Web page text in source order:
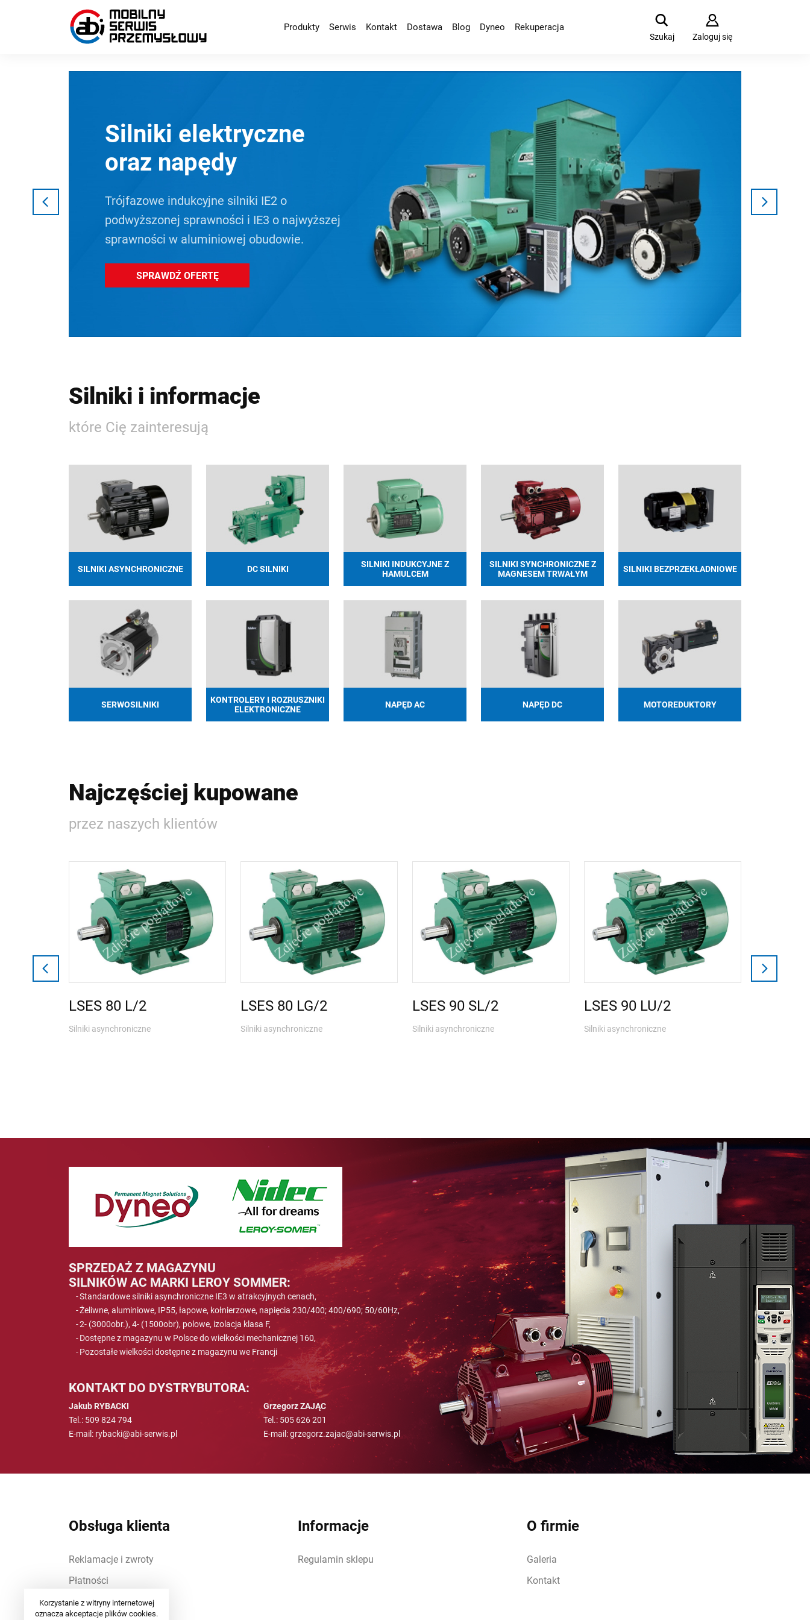
Produkty Serwis Kontakt Dostawa Blog Dyneo Rekuperacja
Szukaj Zaloguj się
Silniki elektryczne
oraz napędy
Trójfazowe indukcyjne silniki IE2 o
podwyższonej sprawności i IE3 o najwyższej
sprawności w aluminiowej obudowie.
SPRAWDŹ OFERTĘ
Silniki i informacje
które Cię zainteresują
SILNIKI ASYNCHRONICZNE DC SILNIKI
SILNIKI INDUKCYJNE Z
HAMULCEM
SILNIKI SYNCHRONICZNE Z
MAGNESEM TRWAŁYM
SILNIKI BEZPRZEKŁADNIOWE
SERWOSILNIKI
KONTROLERY I ROZRUSZNIKI
ELEKTRONICZNE
NAPĘD AC NAPĘD DC MOTOREDUKTORY
Najczęściej kupowane
przez naszych klientów
LSES 80 L/2
Silniki asynchroniczne
LSES 80 LG/2
Silniki asynchroniczne
LSES 90 SL/2
Silniki asynchroniczne
LSES 90 LU/2
Silniki asynchroniczne
SPRZEDAŻ Z MAGAZYNU
SILNIKÓW AC MARKI LEROY SOMMER:
Standardowe silniki asynchroniczne IE3 w atrakcyjnych cenach,
Żeliwne, aluminiowe, IP55, łapowe, kołnierzowe, napięcia 230/400; 400/690; 50/60Hz,
2- (3000obr.), 4- (1500obr), polowe, izolacja klasa F,
Dostępne z magazynu w Polsce do wielkości mechanicznej 160,
Pozostałe wielkości dostępne z magazynu we Francji
KONTAKT DO DYSTRYBUTORA:
Jakub RYBACKI
Tel.: 509 824 794
E-mail: rybacki@abi-serwis.pl
Grzegorz ZAJĄC
Tel.: 505 626 201
E-mail: grzegorz.zajac@abi-serwis.pl
Obsługa klienta
Reklamacje i zwroty
Płatności
Dostawa
Informacje
Regulamin sklepu
O firmie
Galeria
Kontakt
Korzystanie z witryny internetowej
oznacza akceptacje plików cookies.